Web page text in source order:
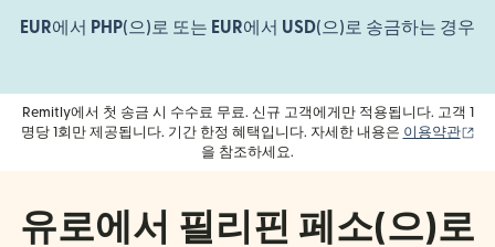
EUR에서 PHP(으)로 또는 EUR에서 USD(으)로 송금하는 경우
Remitly에서 첫 송금 시 수수료 무료. 신규 고객에게만 적용됩니다. 고객 1
명당 1회만 제공됩니다. 기간 한정 혜택입니다. 자세한 내용은 이용약관
(새
을 참조하세요.
유로에서 필리핀 페소(으)로